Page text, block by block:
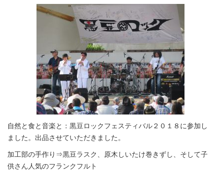
自然と食と音楽と：黒豆ロックフェスティバル２０１８に参加し
ました。出品させていただきました。
加工部の手作り⇒黒豆ラスク、原木しいたけ巻きずし、そして子
供さん人気のフランクフルト